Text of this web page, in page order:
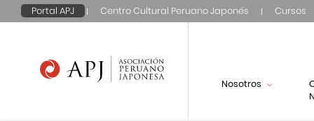
Portal APJ Centro Cultural Peruano Japonés Cursos
Nosotros